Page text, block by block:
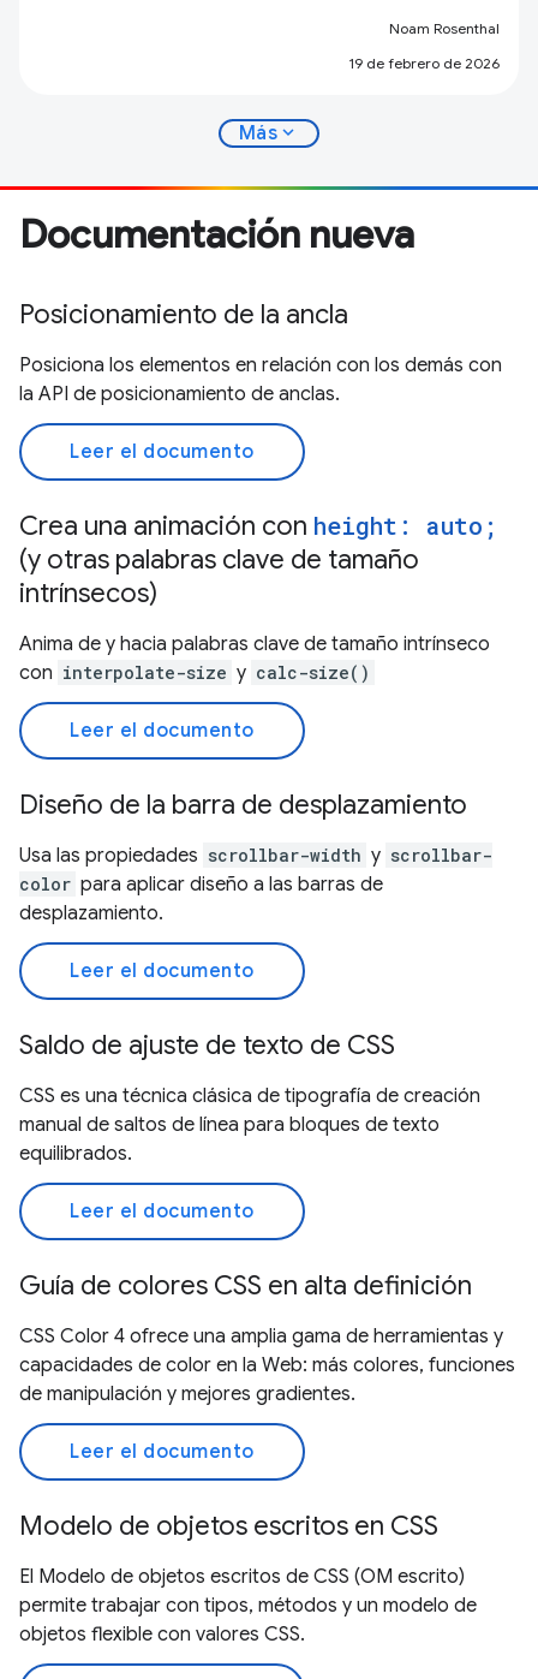
Noam Rosenthal
19 de febrero de 2026
Más expand_more
Documentación nueva
Posicionamiento de la ancla
Posiciona los elementos en relación con los demás con
la API de posicionamiento de anclas.
Leer el documento
Crea una animación con height: auto;
(y otras palabras clave de tamaño
intrínsecos)
Anima de y hacia palabras clave de tamaño intrínseco
con interpolate-size y calc-size()
Leer el documento
Diseño de la barra de desplazamiento
Usa las propiedades scrollbar-width y scrollbar-
color para aplicar diseño a las barras de
desplazamiento.
Leer el documento
Saldo de ajuste de texto de CSS
CSS es una técnica clásica de tipografía de creación
manual de saltos de línea para bloques de texto
equilibrados.
Leer el documento
Guía de colores CSS en alta definición
CSS Color 4 ofrece una amplia gama de herramientas y
capacidades de color en la Web: más colores, funciones
de manipulación y mejores gradientes.
Leer el documento
Modelo de objetos escritos en CSS
El Modelo de objetos escritos de CSS (OM escrito)
permite trabajar con tipos, métodos y un modelo de
objetos flexible con valores CSS.